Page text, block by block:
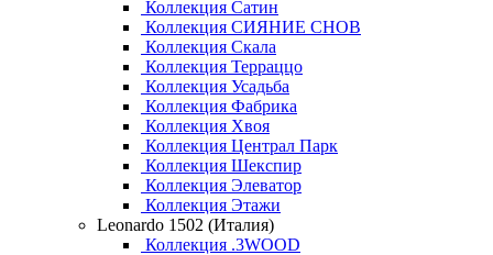
Коллекция Сатин
Коллекция СИЯНИЕ СНОВ
Коллекция Скала
Коллекция Терраццо
Коллекция Усадьба
Коллекция Фабрика
Коллекция Хвоя
Коллекция Централ Парк
Коллекция Шекспир
Коллекция Элеватор
Коллекция Этажи
Leonardo 1502 (Италия)
Коллекция .3WOOD